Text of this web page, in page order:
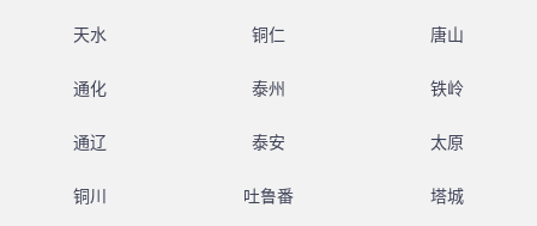
天水 铜仁 唐山
通化 泰州 铁岭
通辽 泰安 太原
铜川 吐鲁番 塔城